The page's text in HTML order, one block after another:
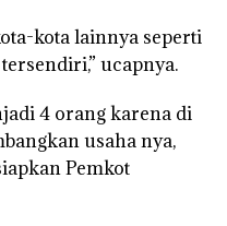
kota lainnya seperti
ucapnya.
4 orang karena di
usaha nya,
Pemkot